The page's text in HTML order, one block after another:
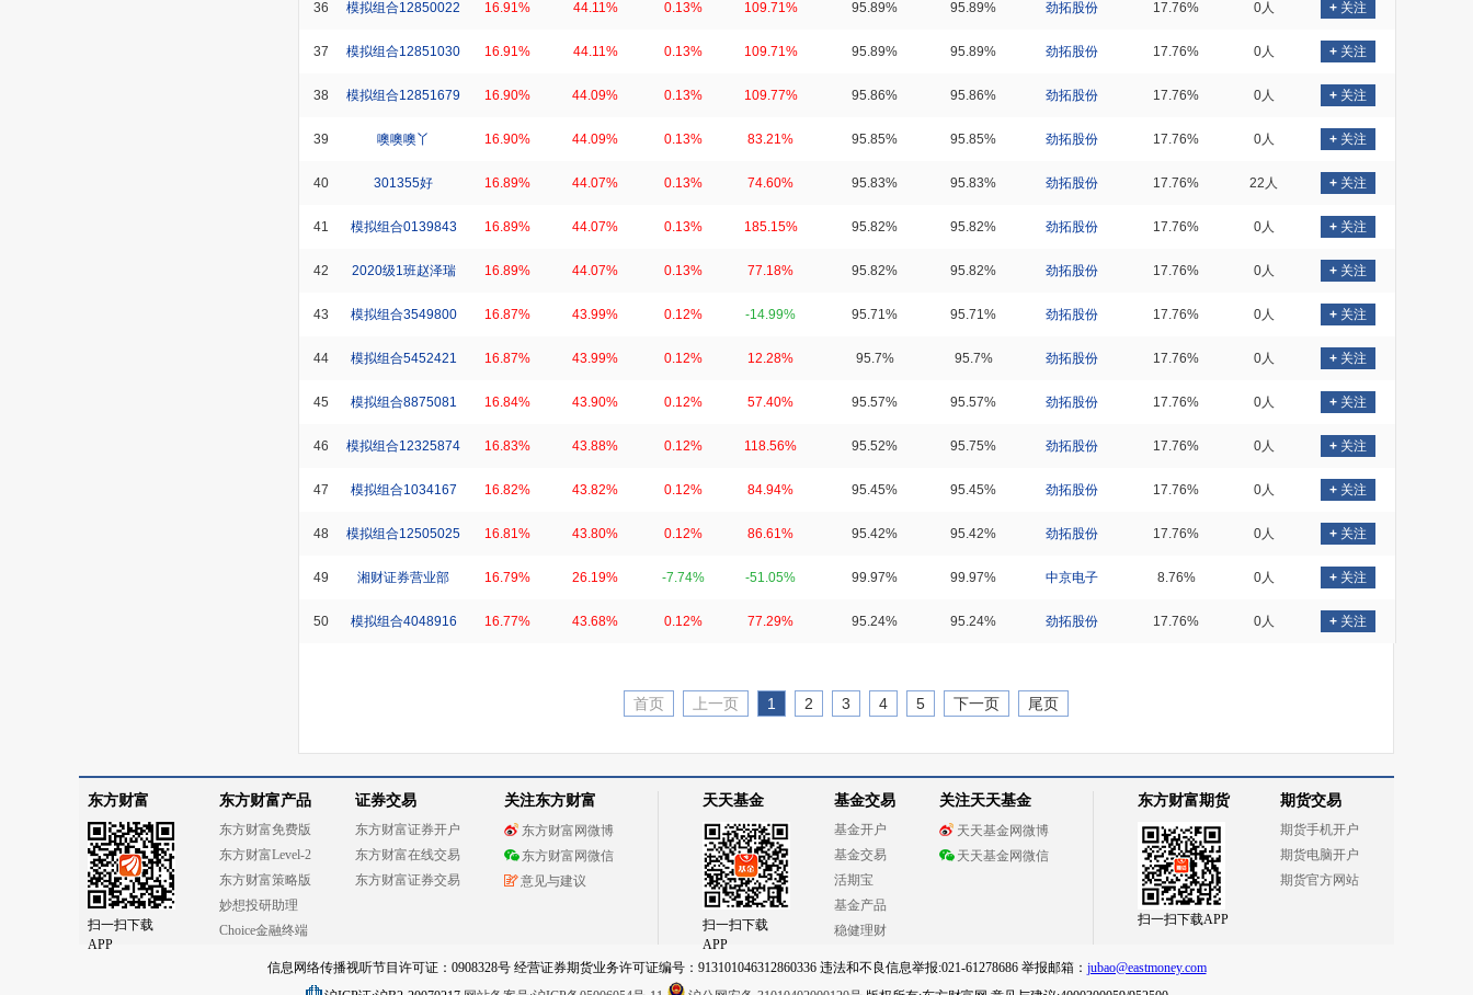
36 模拟组合12850022 16.91% 44.11% 0.13% 109.71% 95.89% 95.89% 劲拓股份 17.76% 0人 + 关注
37 模拟组合12851030 16.91% 44.11% 0.13% 109.71% 95.89% 95.89% 劲拓股份 17.76% 0人 + 关注
38 模拟组合12851679 16.90% 44.09% 0.13% 109.77% 95.86% 95.86% 劲拓股份 17.76% 0人 + 关注
39 噢噢噢丫 16.90% 44.09% 0.13% 83.21% 95.85% 95.85% 劲拓股份 17.76% 0人 + 关注
40 301355好 16.89% 44.07% 0.13% 74.60% 95.83% 95.83% 劲拓股份 17.76% 22人 + 关注
41 模拟组合0139843 16.89% 44.07% 0.13% 185.15% 95.82% 95.82% 劲拓股份 17.76% 0人 + 关注
42 2020级1班赵泽瑞 16.89% 44.07% 0.13% 77.18% 95.82% 95.82% 劲拓股份 17.76% 0人 + 关注
43 模拟组合3549800 16.87% 43.99% 0.12% -14.99% 95.71% 95.71% 劲拓股份 17.76% 0人 + 关注
44 模拟组合5452421 16.87% 43.99% 0.12% 12.28% 95.7% 95.7% 劲拓股份 17.76% 0人 + 关注
45 模拟组合8875081 16.84% 43.90% 0.12% 57.40% 95.57% 95.57% 劲拓股份 17.76% 0人 + 关注
46 模拟组合12325874 16.83% 43.88% 0.12% 118.56% 95.52% 95.75% 劲拓股份 17.76% 0人 + 关注
47 模拟组合1034167 16.82% 43.82% 0.12% 84.94% 95.45% 95.45% 劲拓股份 17.76% 0人 + 关注
48 模拟组合12505025 16.81% 43.80% 0.12% 86.61% 95.42% 95.42% 劲拓股份 17.76% 0人 + 关注
49 湘财证券营业部 16.79% 26.19% -7.74% -51.05% 99.97% 99.97% 中京电子 8.76% 0人 + 关注
50 模拟组合4048916 16.77% 43.68% 0.12% 77.29% 95.24% 95.24% 劲拓股份 17.76% 0人 + 关注
首页 上一页 1 2 3 4 5 下一页 尾页